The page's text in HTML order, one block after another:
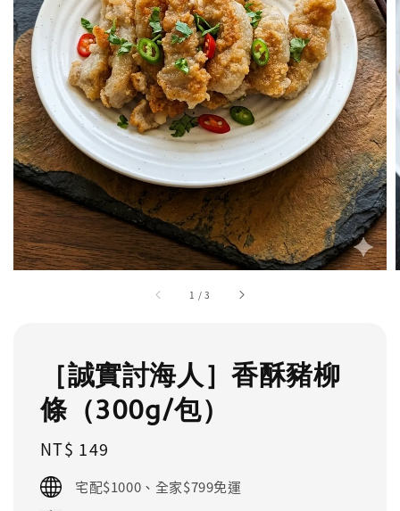
1 /3
［誠實討海人］香酥豬柳
條（300g/包）
Regular
price
NT$ 149
宅配$1000、全家$799免運